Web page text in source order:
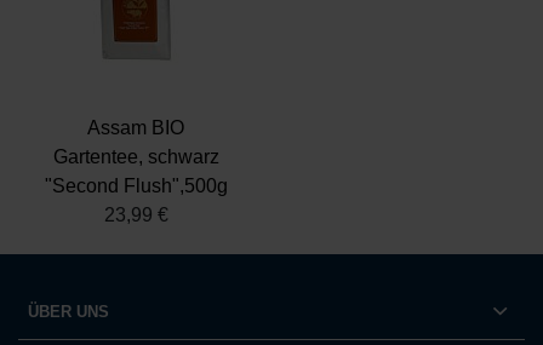
Assam BIO
Gartentee, schwarz
"Second Flush",500g
23,99 €
ÜBER UNS